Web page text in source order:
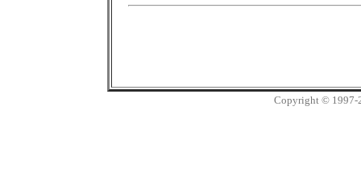
Copyright © 1997-